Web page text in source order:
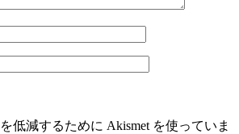
低減するために Akismet を使っていま